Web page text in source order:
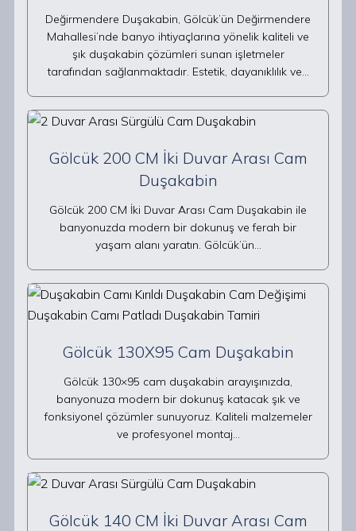
Değirmendere Duşakabin, Gölcük’ün Değirmendere
Mahallesi’nde banyo ihtiyaçlarına yönelik kaliteli ve
şık duşakabin çözümleri sunan işletmeler
tarafından sağlanmaktadır. Estetik, dayanıklılık ve…
Gölcük 200 CM İki Duvar Arası Cam
Duşakabin
Gölcük 200 CM İki Duvar Arası Cam Duşakabin ile
banyonuzda modern bir dokunuş ve ferah bir
yaşam alanı yaratın. Gölcük’ün…
Gölcük 130X95 Cam Duşakabin
Gölcük 130×95 cam duşakabin arayışınızda,
banyonuza modern bir dokunuş katacak şık ve
fonksiyonel çözümler sunuyoruz. Kaliteli malzemeler
ve profesyonel montaj…
Gölcük 140 CM İki Duvar Arası Cam